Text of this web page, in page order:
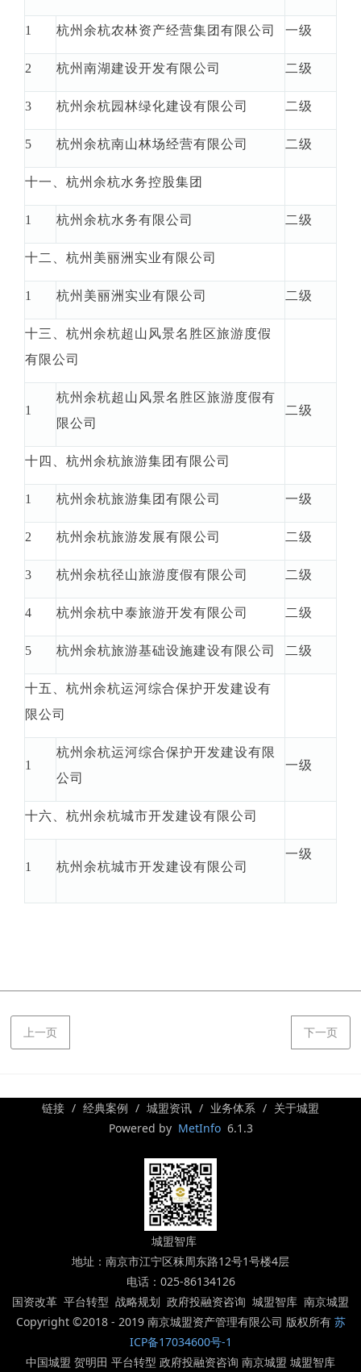
1 杭州余杭农林资产经营集团有限公司 一级
2 杭州南湖建设开发有限公司 二级
3 杭州余杭园林绿化建设有限公司 二级
5 杭州余杭南山林场经营有限公司 二级
十一、杭州余杭水务控股集团
1 杭州余杭水务有限公司 二级
十二、杭州美丽洲实业有限公司
1 杭州美丽洲实业有限公司 二级
十三、杭州余杭超山风景名胜区旅游度假
有限公司
1
杭州余杭超山风景名胜区旅游度假有
限公司
二级
十四、杭州余杭旅游集团有限公司
1 杭州余杭旅游集团有限公司 一级
2 杭州余杭旅游发展有限公司 二级
3 杭州余杭径山旅游度假有限公司 二级
4 杭州余杭中泰旅游开发有限公司 二级
5 杭州余杭旅游基础设施建设有限公司 二级
十五、杭州余杭运河综合保护开发建设有
限公司
1
杭州余杭运河综合保护开发建设有限
公司
一级
十六、杭州余杭城市开发建设有限公司
1 杭州余杭城市开发建设有限公司
一级
上一页 下一页
链接 经典案例 城盟资讯 业务体系
关于城盟
Powered by MetInfo6.1.3
城盟智库
地址：南京市江宁区秣周东路12号1号楼4层
电话：025-86134126
国资改革 平台转型 战略规划 政府投融资咨询 城盟智库 南京城盟
Copyright ©2018 - 2019 南京城盟资产管理有限公司 版权所有 苏
ICP备17034600号-1
中国城盟 贺明田 平台转型 政府投融资咨询 南京城盟 城盟智库